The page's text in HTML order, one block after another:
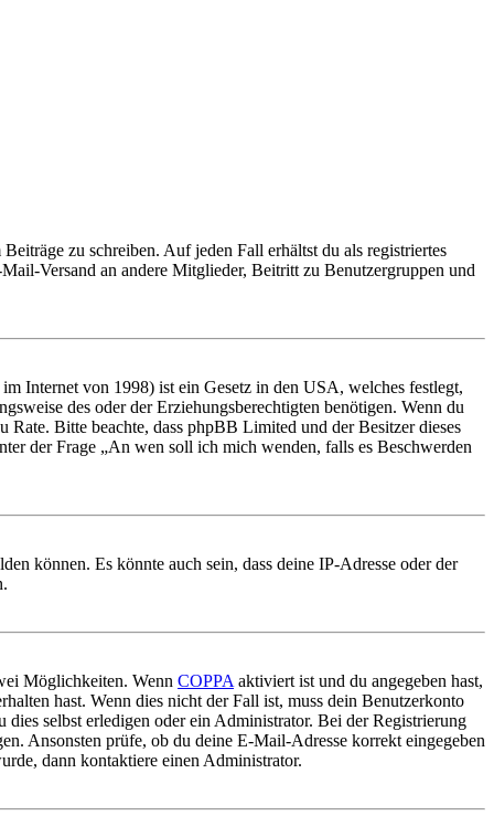
zu schreiben. Auf jeden Fall erhältst du als registriertes
Versand an andere Mitglieder, Beitritt zu Benutzergruppen und
Internet von 1998) ist ein Gesetz in den USA, welches festlegt,
des oder der Erziehungsberechtigten benötigen. Wenn du
Bitte beachte, dass phpBB Limited und der Besitzer dieses
der Frage „An wen soll ich mich wenden, falls es Beschwerden
können. Es könnte auch sein, dass deine IP-Adresse oder der
Möglichkeiten. Wenn COPPA aktiviert ist und du angegeben hast,
hast. Wenn dies nicht der Fall ist, muss dein Benutzerkonto
selbst erledigen oder ein Administrator. Bei der Registrierung
Ansonsten prüfe, ob du deine E-Mail-Adresse korrekt eingegeben
dann kontaktiere einen Administrator.